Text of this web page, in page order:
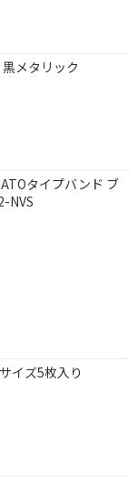
メタリック
タイプバンド ブ
NVS
イズ5枚入り